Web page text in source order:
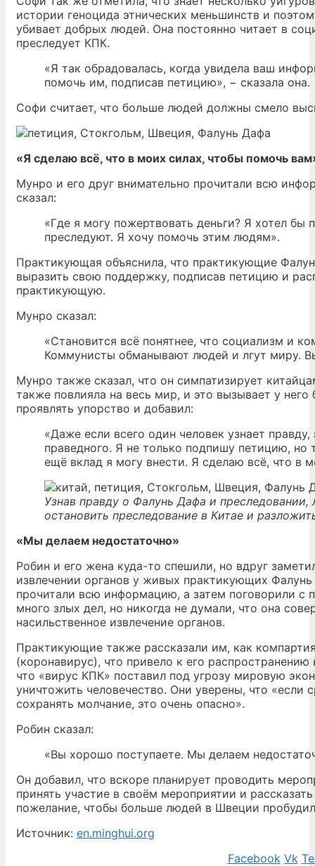
истории геноцида этнических меньшинств и
убивает добрых людей. Она постоянно читает в
преследует КПК.
«Я так обрадовалась, когда увидела ваш
помочь им, подписав петицию», − сказала она.
Софи считает, что больше людей должны смело
«Я сделаю всё, что в моих силах, чтобы помочь
Мунро и его друг внимательно прочитали всю
сказал:
«Где я могу пожертвовать деньги? Я хотел
преследуют. Я хочу помочь этим людям».
Практикующая объяснила, что практикующие
выразить свою поддержку, подписав петицию и
практикующую.
Мунро сказал:
«Становится всё понятнее, что социализм и
Коммунисты обманывают людей и лгут миру.
Мунро также сказал, что он симпатизирует
также повлияла на весь мир, и это вызывает у
проявлять упорство и добавил:
«Даже если всего один человек узнает
праведного. Я не только подпишу петицию,
ещё вклад я могу внести. Я сделаю всё, что в
Узнав правду о Фалунь Дафа и
остановить преследование в Китае и
«Мы делаем недостаточно»
Робин и его жена куда-то спешили, но вдруг
извлечении органов у живых практикующих
прочитали всю информацию, а затем поговорили с
много злых дел, но никогда не думали, что она
насильственное извлечение органов.
Практикующие также рассказали им, как
(коронавирус), что привело к его
что «вирус КПК» поставил под угрозу мировую
уничтожить человечество. Они уверены, что
сохранять молчание, это очень опасно».
Робин сказал:
«Вы хорошо поступаете. Мы делаем
Он добавил, что вскоре планирует проводить
принять участие в своём мероприятии и
пожелание, чтобы больше людей в Швеции
Источник: en.minghui.org
Facebook Vk